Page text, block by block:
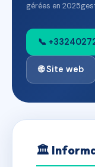
gérées en 2025
📞
🌐 Site web
🏛